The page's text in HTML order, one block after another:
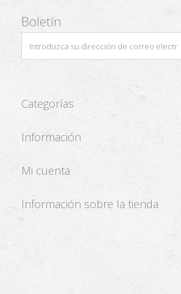
Boletín
Categorías
Información
Mi cuenta
Información sobre la tienda